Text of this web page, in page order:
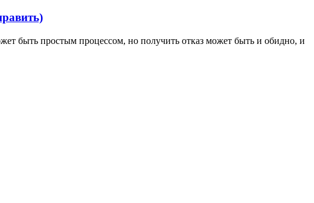
быть простым процессом, но получить отказ может быть и обидно, и